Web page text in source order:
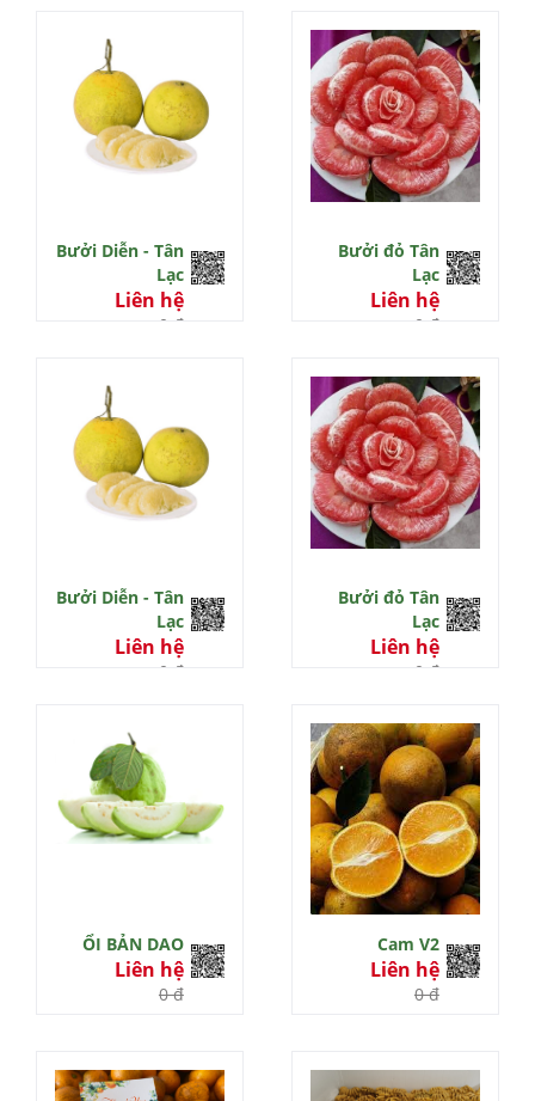
Bưởi Diễn - Tân
Lạc
Liên hệ
0 đ
Bưởi đỏ Tân
Lạc
Liên hệ
0 đ
Bưởi Diễn - Tân
Lạc
Liên hệ
0 đ
Bưởi đỏ Tân
Lạc
Liên hệ
0 đ
ỔI BẢN DAO
Liên hệ
0 đ
Cam V2
Liên hệ
0 đ